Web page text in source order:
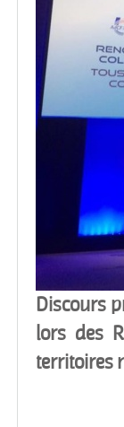
Discours
lors des
territoires